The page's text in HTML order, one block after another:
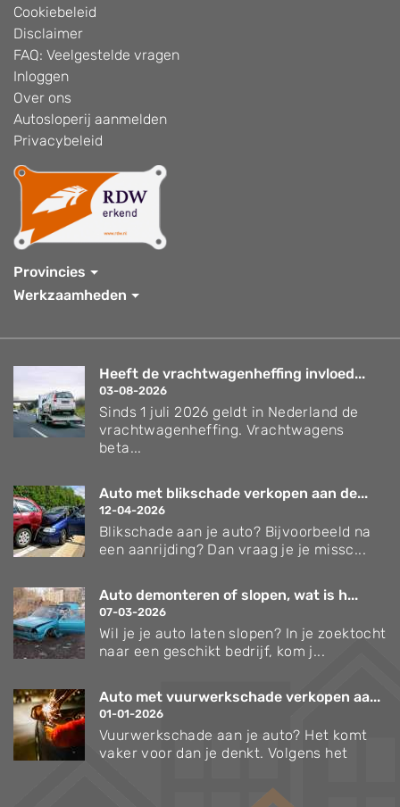
Cookiebeleid
Disclaimer
FAQ: Veelgestelde vragen
Inloggen
Over ons
Autosloperij aanmelden
Privacybeleid
Provincies
Werkzaamheden
Heeft de vrachtwagenheffing invloed...
03-08-2026
Sinds 1 juli 2026 geldt in Nederland de
vrachtwagenheffing. Vrachtwagens
beta...
Auto met blikschade verkopen aan de...
12-04-2026
Blikschade aan je auto? Bijvoorbeeld na
een aanrijding? Dan vraag je je missc...
Auto demonteren of slopen, wat is h...
07-03-2026
Wil je je auto laten slopen? In je zoektocht
naar een geschikt bedrijf, kom j...
Auto met vuurwerkschade verkopen aa...
01-01-2026
Vuurwerkschade aan je auto? Het komt
vaker voor dan je denkt. Volgens het